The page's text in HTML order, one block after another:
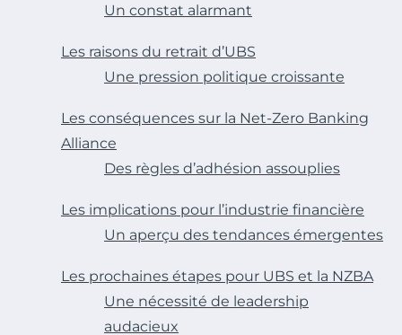
Un constat alarmant
Les raisons du retrait d’UBS
Une pression politique croissante
Les conséquences sur la Net-Zero Banking
Alliance
Des règles d’adhésion assouplies
Les implications pour l’industrie financière
Un aperçu des tendances émergentes
Les prochaines étapes pour UBS et la NZBA
Une nécessité de leadership
audacieux